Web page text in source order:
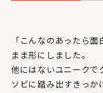
「こんなのあったら
まま形にしました。
他にはないユニークで
ソビに踏み出すきっか